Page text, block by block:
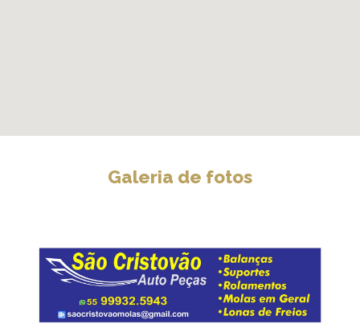
Galeria de fotos